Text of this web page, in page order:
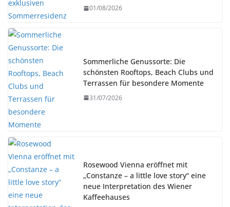
01/08/2026
Sommerliche Genussorte: Die
schönsten Rooftops, Beach Clubs und
Terrassen für besondere Momente
31/07/2026
Rosewood Vienna eröffnet mit
„Constanze – a little love story“ eine
neue Interpretation des Wiener
Kaffeehauses